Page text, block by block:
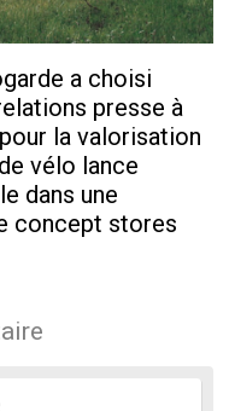
a choisi
presse à
la valorisation
vélo lance
dans une
concept stores